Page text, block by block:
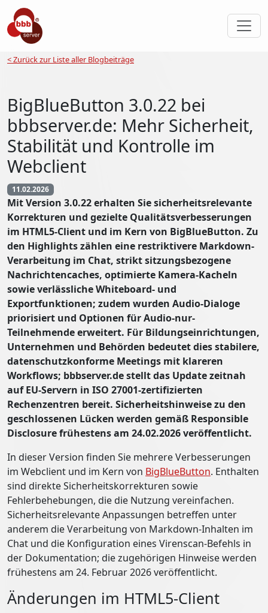
< Zurück zur Liste aller Blogbeiträge
BigBlueButton 3.0.22 bei
bbbserver.de: Mehr Sicherheit,
Stabilität und Kontrolle im
Webclient
11.02.2026
Mit Version 3.0.22 erhalten Sie sicherheitsrelevante
Korrekturen und gezielte Qualitätsverbesserungen
im HTML5-Client und im Kern von BigBlueButton. Zu
den Highlights zählen eine restriktivere Markdown-
Verarbeitung im Chat, strikt sitzungsbezogene
Nachrichtencaches, optimierte Kamera-Kacheln
sowie verlässliche Whiteboard- und
Exportfunktionen; zudem wurden Audio-Dialoge
priorisiert und Optionen für Audio-nur-
Teilnehmende erweitert. Für Bildungseinrichtungen,
Unternehmen und Behörden bedeutet dies stabilere,
datenschutzkonforme Meetings mit klareren
Workflows; bbbserver.de stellt das Update zeitnah
auf EU-Servern in ISO 27001-zertifizierten
Rechenzentren bereit. Sicherheitshinweise zu den
geschlossenen Lücken werden gemäß Responsible
Disclosure frühestens am 24.02.2026 veröffentlicht.
In dieser Version finden Sie mehrere Verbesserungen
im Webclient und im Kern von BigBlueButton. Enthalten
sind direkte Sicherheitskorrekturen sowie
Fehlerbehebungen, die die Nutzung vereinfachen.
Sicherheitsrelevante Anpassungen betreffen unter
anderem die Verarbeitung von Markdown-Inhalten im
Chat und die Konfiguration eines Virenscan-Befehls in
der Dokumentation; die zugehörigen Hinweise werden
frühestens am 24. Februar 2026 veröffentlicht.
Änderungen im HTML5‑Client